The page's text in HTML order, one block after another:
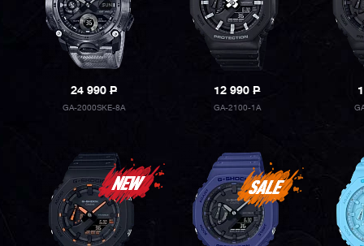
24 990P
GA-2000SKE-8A
12 990P
GA-2100-1A